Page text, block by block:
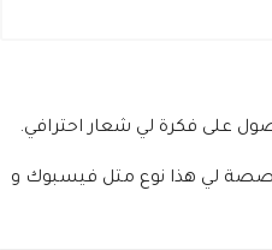
على فكرة لي شعار احترافي.
لي هذا نوع متل فيسبوك و